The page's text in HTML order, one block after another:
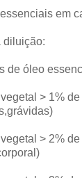
em
diluição:
de óleo
> 1%
> 2%